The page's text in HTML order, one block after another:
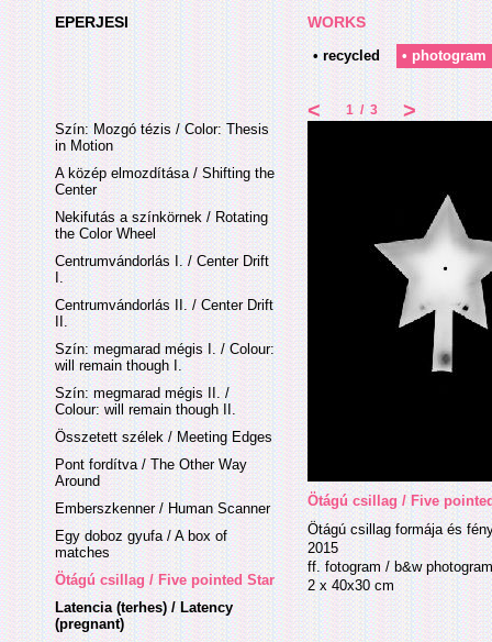
EPERJESI WORKS
• recycled • photogram
Szín: Mozgó tézis / Color: Thesis
in Motion
A közép elmozdítása / Shifting the
Center
Nekifutás a színkörnek / Rotating
the Color Wheel
Centrumvándorlás I. / Center Drift
I.
Centrumvándorlás II. / Center Drift
II.
Szín: megmarad mégis I. / Colour:
will remain though I.
Szín: megmarad mégis II. /
Colour: will remain though II.
Összetett szélek / Meeting Edges
Pont fordítva / The Other Way
Around
Emberszkenner / Human Scanner
Egy doboz gyufa / A box of
matches
Ötágú csillag / Five pointed Star
Latencia (terhes) / Latency
(pregnant)
< 1 / 3 >
Ötágú csillag / Five
Ötágú csillag formája és
2015
ff. fotogram / b&w photogram
2 x 40x30 cm